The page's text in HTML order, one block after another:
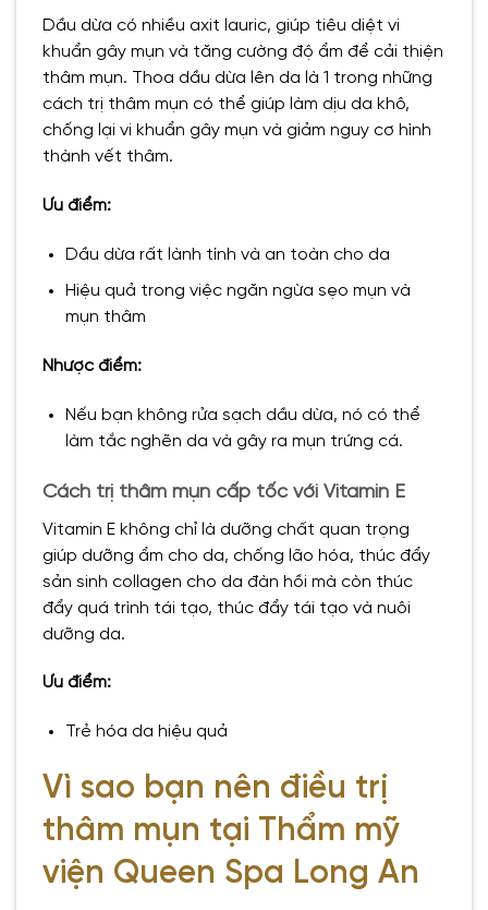
Dầu dừa có nhiều axit lauric, giúp tiêu diệt vi
khuẩn gây mụn và tăng cường độ ẩm để cải thiện
thâm mụn. Thoa dầu dừa lên da là 1 trong những
cách trị thâm mụn có thể giúp làm dịu da khô,
chống lại vi khuẩn gây mụn và giảm nguy cơ hình
thành vết thâm.
Ưu điểm:
Dầu dừa rất lành tính và an toàn cho da
Hiệu quả trong việc ngăn ngừa sẹo mụn và
mụn thâm
Nhược điểm:
Nếu bạn không rửa sạch dầu dừa, nó có thể
làm tắc nghẽn da và gây ra mụn trứng cá.
Cách trị thâm mụn cấp tốc với Vitamin E
Vitamin E không chỉ là dưỡng chất quan trọng
giúp dưỡng ẩm cho da, chống lão hóa, thúc đẩy
sản sinh collagen cho da đàn hồi mà còn thúc
đẩy quá trình tái tạo, thúc đẩy tái tạo và nuôi
dưỡng da.
Ưu điểm:
Trẻ hóa da hiệu quả
Vì sao bạn nên điều trị
thâm mụn tại Thẩm mỹ
viện Queen Spa Long An